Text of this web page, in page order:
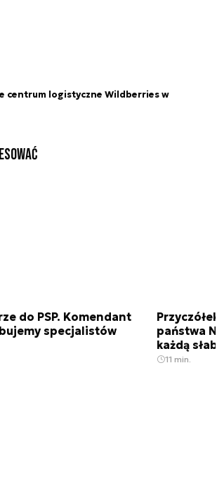
centrum logistyczne Wildberries w
do PSP. Komendant
specjalistów
państwa
każdą
11 min.